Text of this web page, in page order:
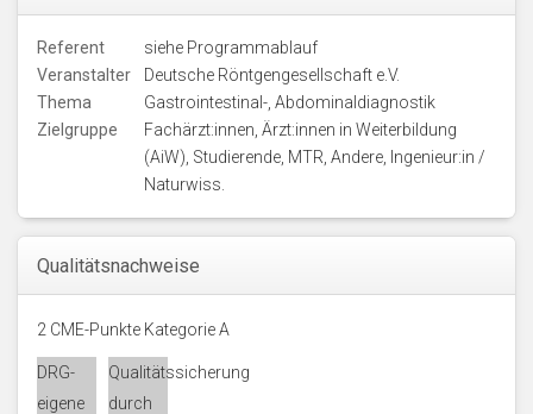
Referent
siehe Programmablauf
Veranstalter
Deutsche Röntgengesellschaft e.V.
Thema
Gastrointestinal-, Abdominaldiagnostik
Zielgruppe
Fachärzt:innen, Ärzt:innen in Weiterbildung
(AiW), Studierende, MTR, Andere, Ingenieur:in /
Naturwiss.
Qualitätsnachweise
2 CME-Punkte Kategorie A
DRG-
eigene
Qualitätssicherung
durch